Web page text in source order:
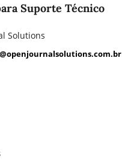
Suporte Técnico
Solutions